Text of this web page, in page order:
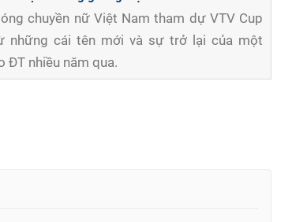
chuyền nữ Việt Nam tham dự VTV Cup
những cái tên mới và sự trở lại của một
ĐT nhiều năm qua.